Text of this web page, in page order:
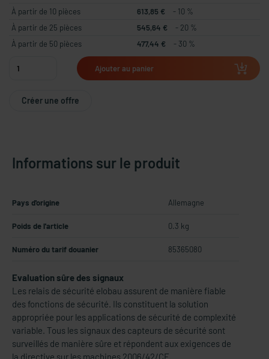
À partir de 10 pièces 613,85 €
- 10 %
À partir de 25 pièces
545,64 €
- 20 %
À partir de 50 pièces
477,44 € - 30 %
Ajouter au panier
Créer une offre
Informations sur le produit
Pays d'origine Allemagne
Poids de l'article 0.3 kg
Numéro du tarif douanier 85365080
Evaluation sûre des signaux
Les relais de sécurité elobau assurent de manière fiable
des fonctions de sécurité. Ils constituent la solution
appropriée pour les applications de sécurité de complexité
variable. Tous les signaux des capteurs de sécurité sont
surveillés de manière sûre et répondent aux exigences de
la directive sur les machines 2006/42/CE.